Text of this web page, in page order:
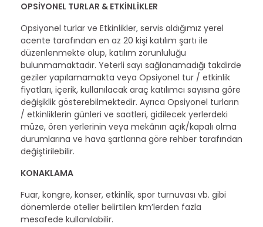
OPSİYONEL TURLAR & ETKİNLİKLER
Opsiyonel turlar ve Etkinlikler, servis aldığımız yerel
acente tarafından en az 20 kişi katılım şartı ile
düzenlenmekte olup, katılım zorunluluğu
bulunmamaktadır. Yeterli sayı sağlanamadığı takdirde
geziler yapılamamakta veya Opsiyonel tur / etkinlik
fiyatları, içerik, kullanılacak araç katılımcı sayısına göre
değişiklik gösterebilmektedir. Ayrıca Opsiyonel turların
/ etkinliklerin günleri ve saatleri, gidilecek yerlerdeki
müze, ören yerlerinin veya mekânın açık/kapalı olma
durumlarına ve hava şartlarına göre rehber tarafından
değiştirilebilir.
KONAKLAMA
Fuar, kongre, konser, etkinlik, spor turnuvası vb. gibi
dönemlerde oteller belirtilen km’lerden fazla
mesafede kullanılabilir.